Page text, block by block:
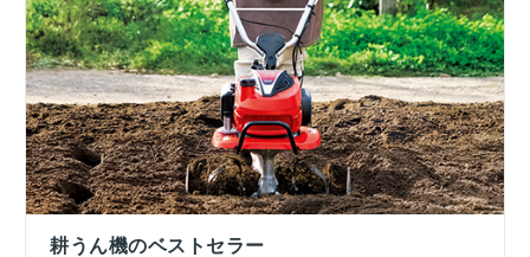
耕うん機のベストセラー